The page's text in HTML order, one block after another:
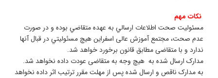
مهم
صحت اﻃﻼﻋﺎت ارﺳﺎﻟﻲ ﺑﻪ ﻋﻬﺪه ﻣﺘﻘﺎﺿﻲ ﺑﻮده و در ﺻﻮرت
ﺻﺤﺖ، مجتمع آموزش عالی اسفراین ﻫﻴﭻ ﻣﺴئوﻟﻴﺘﻲ در قبال آنها
و با متقاضی مطابق قانون برخورد خواهد شد.
ارسال شده به هیچ وجه به متقاضی ﻋﻮدت داده ﻧﺨﻮاﻫﺪ شد.
مدارک ناقص و ارسال شده پس از مهلت مقرر ترتیب اثر داده نخواهد